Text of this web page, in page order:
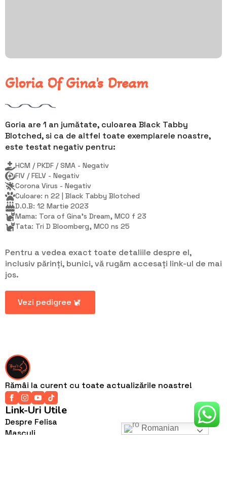
Gloria Of Gina's Dream
Goria are 1 an jumătate, culoarea Black Tabby
Blotched, si ca de altfel toate exemplarele noastre,
este testat negativ pentru:
HCM / PKDF / SMA - Negativ
FIV / FELV - Negativ
Corona Virus - Negativ
Culoare: n 22 | Black Tabby Blotched
D.O.B: 12 Martie 2023
Mama: Tora of Gina's Dream, MCO f 23
Tata: Tri D Bloomberg, MCO ns 25
Pentru a vedea exact toate detaliile despre el,
inclusiv părinți, bunici, vă rugăm accesați link-ul de mai
jos.
Vezi pedigree
Rămâi la curent cu toate actualizările noastre!
Link-Uri Utile
Despre Felisa
Masculi
Romanian